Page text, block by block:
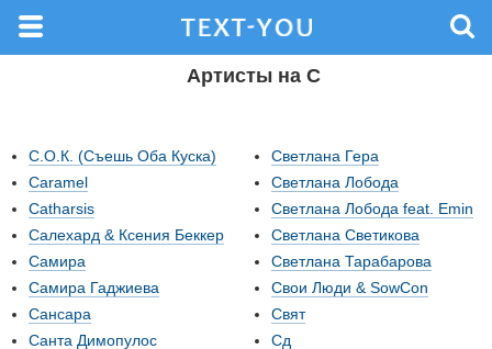
Артисты на С
С.О.К. (Съешь Оба Куска)
Сaramel
Сatharsis
Салехард & Ксения Беккер
Самира
Самира Гаджиева
Сансара
Санта Димопулос
Светлана Гера
Светлана Лобода
Светлана Лобода feat. Emin
Светлана Светикова
Светлана Тарабарова
Свои Люди & SowCon
Свят
Сд